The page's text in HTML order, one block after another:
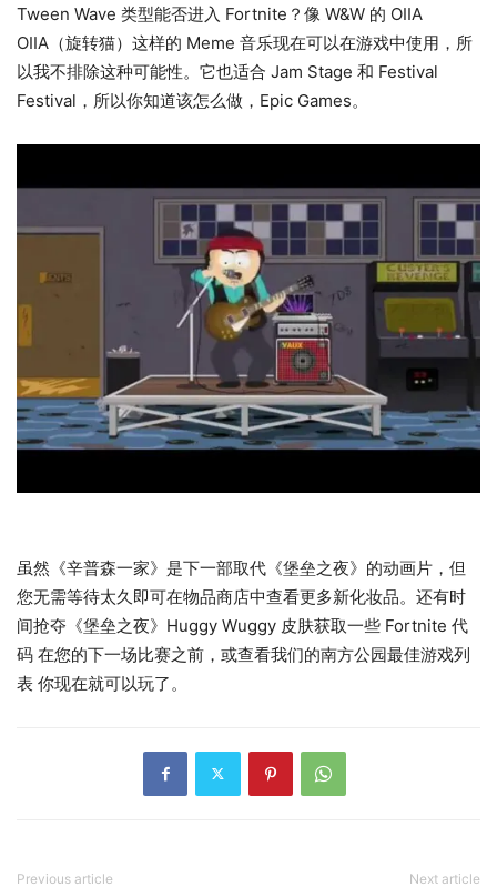
Tween Wave 类型能否进入 Fortnite？像 W&W 的 OIIA
OIIA（旋转猫）这样的 Meme 音乐现在可以在游戏中使用，所
以我不排除这种可能性。它也适合 Jam Stage 和 Festival
Festival，所以你知道该怎么做，Epic Games。
虽然《辛普森一家》是下一部取代《堡垒之夜》的动画片，但
您无需等待太久即可在物品商店中查看更多新化妆品。还有时
间抢夺《堡垒之夜》Huggy Wuggy 皮肤获取一些 Fortnite 代
码 在您的下一场比赛之前，或查看我们的南方公园最佳游戏列
表 你现在就可以玩了。
Previous article Next article